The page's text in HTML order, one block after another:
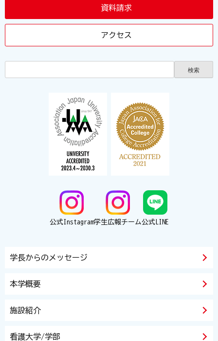
資料請求
アクセス
公式Instagram学生広報チーム公式LINE
学長からのメッセージ
本学概要
施設紹介
看護大学/学部